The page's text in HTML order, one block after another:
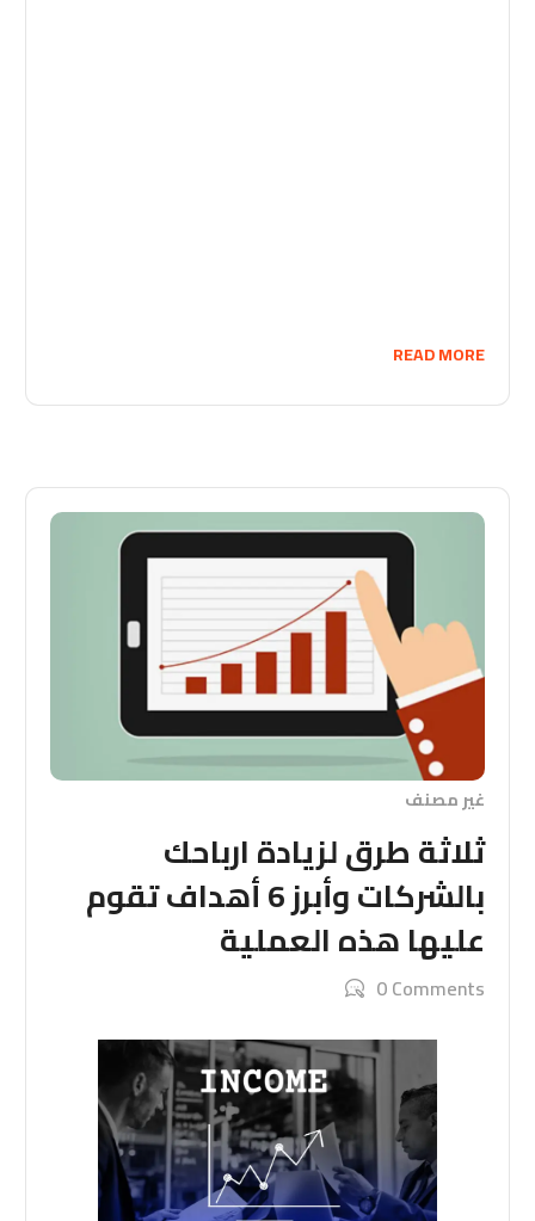
READ MORE
غير مصنف
ثلاثة طرق لزيادة ارباحك
بالشركات وأبرز 6 أهداف تقوم
عليها هذه العملية
0 Comments